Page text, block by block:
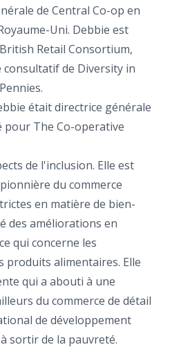
de Central Co-op en
Uni. Debbie est
Retail Consortium,
consultatif de Diversity in
était directrice générale
pour The Co-operative
de l'inclusion. Elle est
du commerce
en matière de bien-
des améliorations en
qui concerne les
alimentaires. Elle
qui a abouti à une
du commerce de détail
de développement
sortir de la pauvreté.